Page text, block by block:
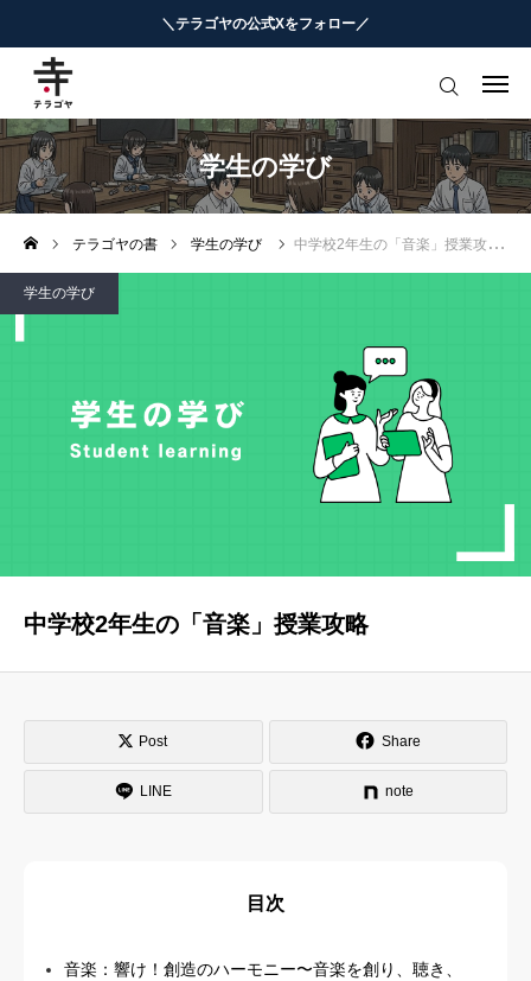
＼テラゴヤの公式Xをフォロー／
学生の学び
テラゴヤの書 学生の学び 中学校2年生の「音楽」授業攻略
学生の学び
中学校2年生の「音楽」授業攻略
Post Share
LINE note
目次
音楽：響け！創造のハーモニー〜音楽を創り、聴き、
はじめての方へ
教育ニュースまとめ
ヨミモノ・特集
マナビ・学習攻略
お役立ちリンク集
テラゴヤ週報
お知らせ